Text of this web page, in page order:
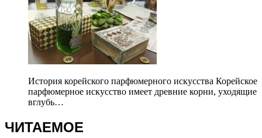
История корейского парфюмерного искусства Корейское
парфюмерное искусство имеет древние корни, уходящие
вглубь…
ЧИТАЕМОЕ